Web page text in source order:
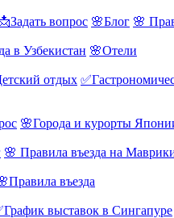
вопрос 🌸Блог 🌸
в Узбекистан 🌸Отели
отдых
🌸Города и курорты
🌸 Правила въезда на
въезда
выставок в Сингапуре